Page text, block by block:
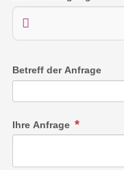
Betreff der Anfrage
Ihre Anfrage